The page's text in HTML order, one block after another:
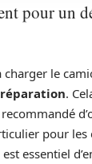
pour un
le
.
pour
essentiel